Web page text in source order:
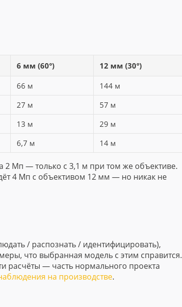
6 мм (60°) 12 мм (30°)
66 м
144 м
27 м
57 м
13 м
29 м
6,7 м 14 м
2 Мп — только с 3,1 м при том же объективе.
4 Мп с объективом 12 мм — но никак не
/ распознать / идентифицировать),
что выбранная модель с этим справится.
расчёты — часть нормального проекта
на производстве.